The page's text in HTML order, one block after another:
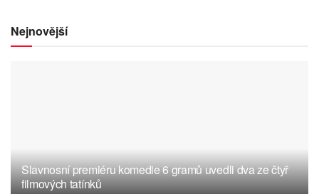
Nejnovější
Slavnosní premiéru komedie 6 gramů uvedli dva ze čtyř
filmových tatínků